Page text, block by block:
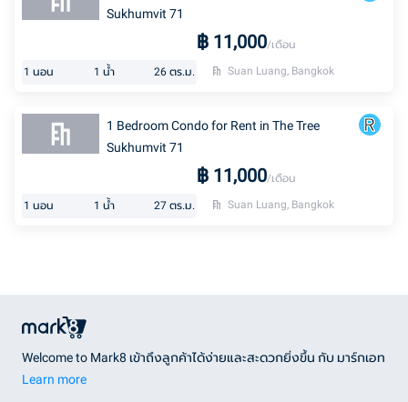
Sukhumvit 71
฿ 11,000/เดือน
1 นอน 1 น้ำ 26 ตร.ม. Suan Luang, Bangkok
1 Bedroom Condo for Rent in The Tree
Sukhumvit 71
฿ 11,000/เดือน
1 นอน 1 น้ำ 27 ตร.ม. Suan Luang, Bangkok
Welcome to Mark8 เข้าถึงลูกค้าได้ง่ายและสะดวกยิ่งขึ้น กับ มาร์กเอท
Learn more